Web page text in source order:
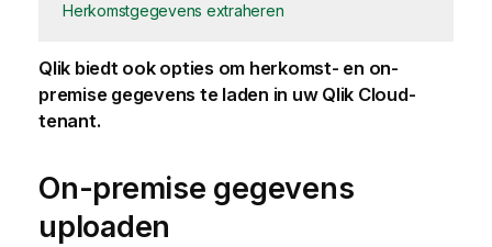
Herkomstgegevens extraheren
Qlik biedt ook opties om herkomst- en on-
premise gegevens te laden in uw Qlik Cloud-
tenant.
On-premise gegevens
uploaden